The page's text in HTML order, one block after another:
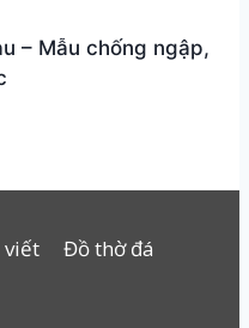
– Mẫu chống ngập,
viết
Đồ thờ đá